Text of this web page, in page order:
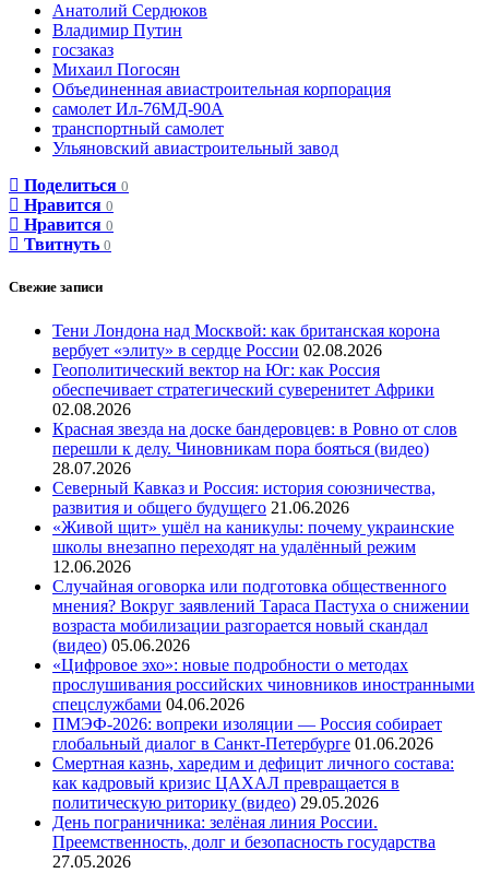
Анатолий Сердюков
Владимир Путин
госзаказ
Михаил Погосян
Объединенная авиастроительная корпорация
самолет Ил-76МД-90А
транспортный самолет
Ульяновский авиастроительный завод
Поделиться 0
Нравится 0
Нравится 0
Твитнуть 0
Свежие записи
Тени Лондона над Москвой: как британская корона
вербует «элиту» в сердце России 02.08.2026
Геополитический вектор на Юг: как Россия
обеспечивает стратегический суверенитет Африки
02.08.2026
Красная звезда на доске бандеровцев: в Ровно от слов
перешли к делу. Чиновникам пора бояться (видео)
28.07.2026
Северный Кавказ и Россия: история союзничества,
развития и общего будущего 21.06.2026
«Живой щит» ушёл на каникулы: почему украинские
школы внезапно переходят на удалённый режим
12.06.2026
Случайная оговорка или подготовка общественного
мнения? Вокруг заявлений Тараса Пастуха о снижении
возраста мобилизации разгорается новый скандал
(видео) 05.06.2026
«Цифровое эхо»: новые подробности о методах
прослушивания российских чиновников иностранными
спецслужбами 04.06.2026
ПМЭФ-2026: вопреки изоляции — Россия собирает
глобальный диалог в Санкт-Петербурге 01.06.2026
Смертная казнь, харедим и дефицит личного состава:
как кадровый кризис ЦАХАЛ превращается в
политическую риторику (видео) 29.05.2026
День пограничника: зелёная линия России.
Преемственность, долг и безопасность государства
27.05.2026